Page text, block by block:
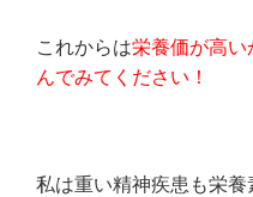
これからは栄養価が高い
んでみてください！
私は重い精神疾患も栄養